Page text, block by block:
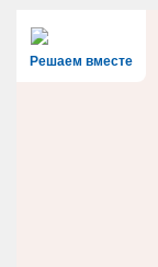
Решаем вместе